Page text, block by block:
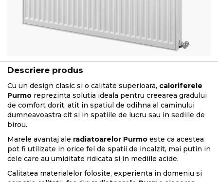
Descriere produs
Cu un design clasic si o calitate superioara, caloriferele
Purmo reprezinta solutia ideala pentru creearea gradului
de comfort dorit, atit in spatiul de odihna al caminului
dumneavoastra cit si in spatiile de lucru sau in sediile de
birou.
Marele avantaj ale radiatoarelor Purmo este ca acestea
pot fi utilizate in orice fel de spatii de incalzit, mai putin in
cele care au umiditate ridicata si in mediile acide.
Calitatea materialelor folosite, experienta in domeniu si